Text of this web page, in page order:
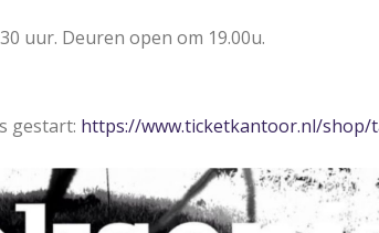
uur. Deuren open om 19.00u.
gestart: https://www.ticketkantoor.nl/shop/